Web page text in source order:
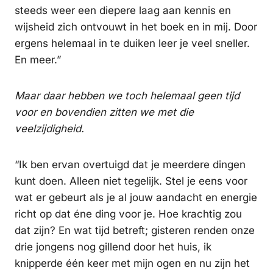
steeds weer een diepere laag aan kennis en
wijsheid zich ontvouwt in het boek en in mij. Door
ergens helemaal in te duiken leer je veel sneller.
En meer.”
Maar daar hebben we toch helemaal geen tijd
voor en bovendien zitten we met die
veelzijdigheid.
“Ik ben ervan overtuigd dat je meerdere dingen
kunt doen. Alleen niet tegelijk. Stel je eens voor
wat er gebeurt als je al jouw aandacht en energie
richt op dat éne ding voor je. Hoe krachtig zou
dat zijn? En wat tijd betreft; gisteren renden onze
drie jongens nog gillend door het huis, ik
knipperde één keer met mijn ogen en nu zijn het